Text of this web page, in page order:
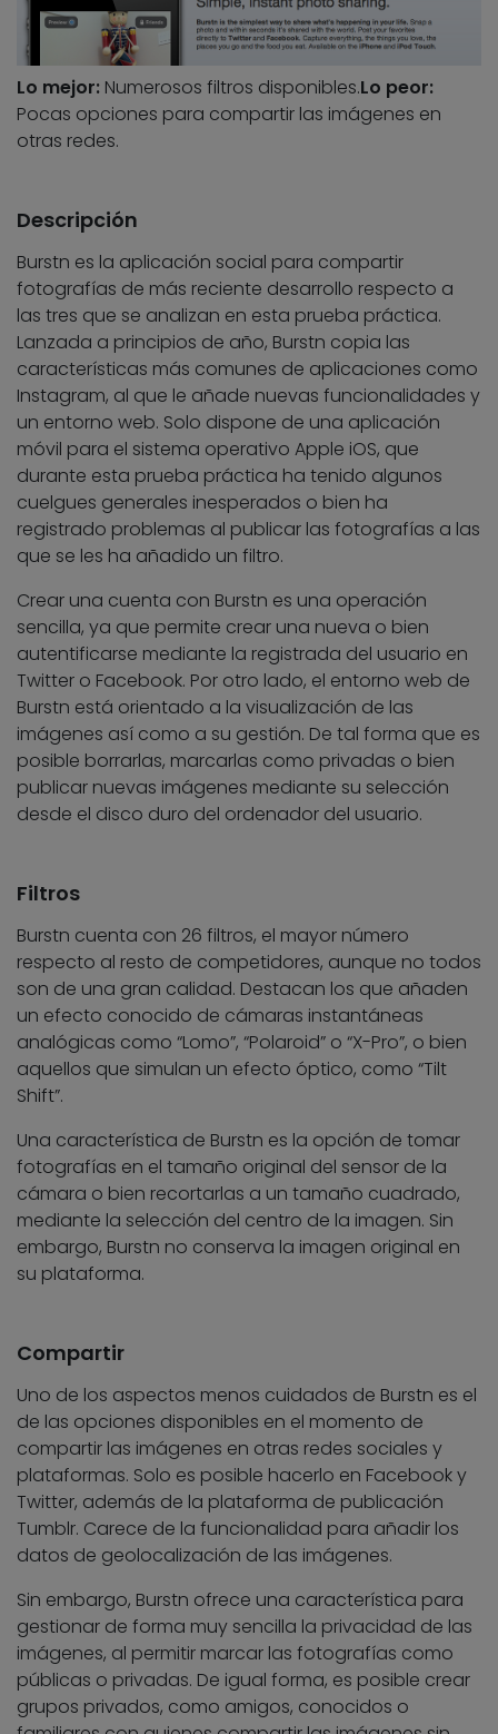
Lo mejor: Numerosos filtros disponibles.Lo peor:
Pocas opciones para compartir las imágenes en
otras redes.
Descripción
Burstn es la aplicación social para compartir
fotografías de más reciente desarrollo respecto a
las tres que se analizan en esta prueba práctica.
Lanzada a principios de año, Burstn copia las
características más comunes de aplicaciones como
Instagram, al que le añade nuevas funcionalidades y
un entorno web. Solo dispone de una aplicación
móvil para el sistema operativo Apple iOS, que
durante esta prueba práctica ha tenido algunos
cuelgues generales inesperados o bien ha
registrado problemas al publicar las fotografías a las
que se les ha añadido un filtro.
Crear una cuenta con Burstn es una operación
sencilla, ya que permite crear una nueva o bien
autentificarse mediante la registrada del usuario en
Twitter o Facebook. Por otro lado, el entorno web de
Burstn está orientado a la visualización de las
imágenes así como a su gestión. De tal forma que es
posible borrarlas, marcarlas como privadas o bien
publicar nuevas imágenes mediante su selección
desde el disco duro del ordenador del usuario.
Filtros
Burstn cuenta con 26 filtros, el mayor número
respecto al resto de competidores, aunque no todos
son de una gran calidad. Destacan los que añaden
un efecto conocido de cámaras instantáneas
analógicas como “Lomo”, “Polaroid” o “X-Pro”, o bien
aquellos que simulan un efecto óptico, como “Tilt
Shift”.
Una característica de Burstn es la opción de tomar
fotografías en el tamaño original del sensor de la
cámara o bien recortarlas a un tamaño cuadrado,
mediante la selección del centro de la imagen. Sin
embargo, Burstn no conserva la imagen original en
su plataforma.
Compartir
Uno de los aspectos menos cuidados de Burstn es el
de las opciones disponibles en el momento de
compartir las imágenes en otras redes sociales y
plataformas. Solo es posible hacerlo en Facebook y
Twitter, además de la plataforma de publicación
Tumblr. Carece de la funcionalidad para añadir los
datos de geolocalización de las imágenes.
Sin embargo, Burstn ofrece una característica para
gestionar de forma muy sencilla la privacidad de las
imágenes, al permitir marcar las fotografías como
públicas o privadas. De igual forma, es posible crear
grupos privados, como amigos, conocidos o